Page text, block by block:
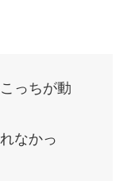
っちが動
なかっ